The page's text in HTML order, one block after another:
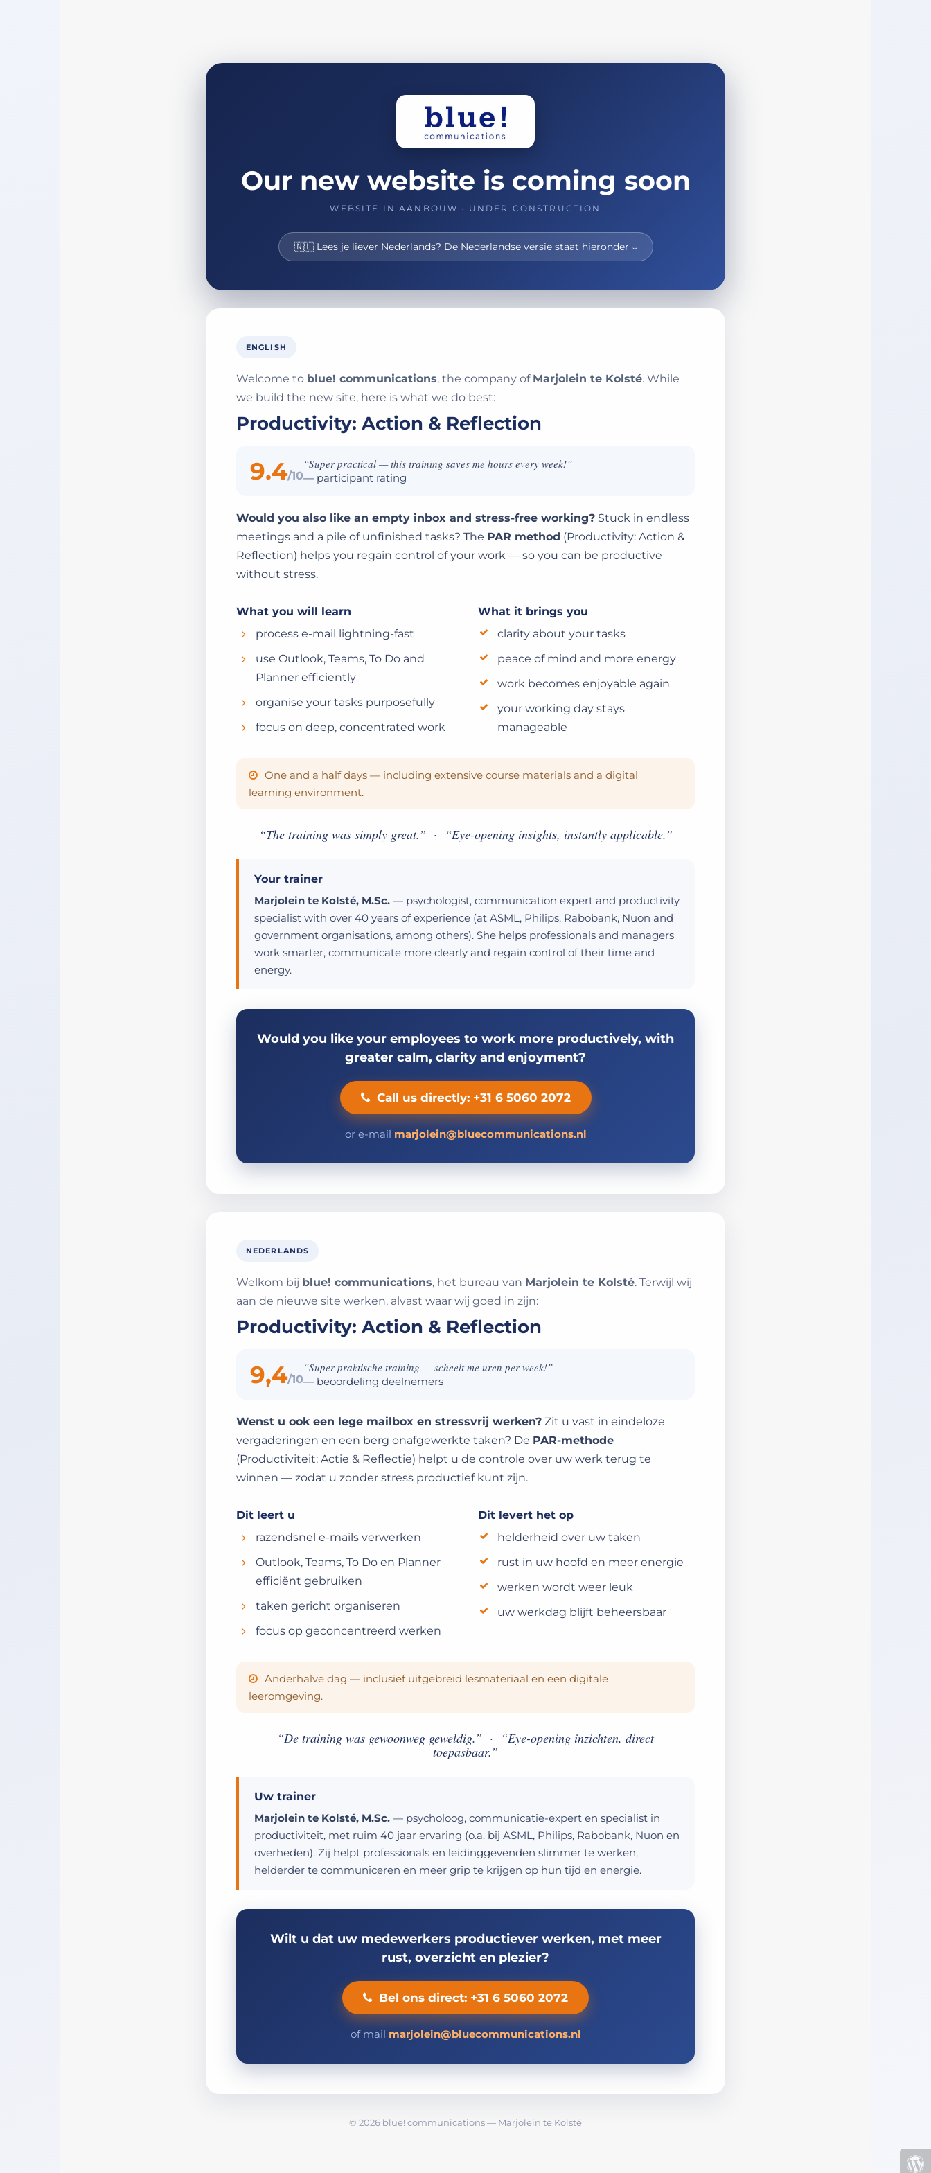
Our new website is coming soon
WEBSITE IN AANBOUW · UNDER CONSTRUCTION
🇳🇱 Lees je liever Nederlands? De Nederlandse versie staat hieronder ↓
ENGLISH
Welcome to blue! communications, the company of Marjolein te Kolsté. While
we build the new site, here is what we do best:
Productivity: Action & Reflection
9.4/10
“Super practical — this training saves me hours every week!”
— participant rating
Would you also like an empty inbox and stress-free working? Stuck in endless
meetings and a pile of unfinished tasks? The PAR method (Productivity: Action &
Reflection) helps you regain control of your work — so you can be productive
without stress.
What you will learn
process e-mail lightning-fast
use Outlook, Teams, To Do and
Planner efficiently
organise your tasks purposefully
focus on deep, concentrated work
What it brings you
clarity about your tasks
peace of mind and more energy
work becomes enjoyable again
your working day stays
manageable
One and a half days — including extensive course materials and a digital
learning environment.
“The training was simply great.” · “Eye-opening insights, instantly applicable.”
Your trainer
Marjolein te Kolsté, M.Sc. — psychologist, communication expert and productivity
specialist with over 40 years of experience (at ASML, Philips, Rabobank, Nuon and
government organisations, among others). She helps professionals and managers
work smarter, communicate more clearly and regain control of their time and
energy.
Would you like your employees to work more productively, with
greater calm, clarity and enjoyment?
Call us directly: +31 6 5060 2072
or e-mail marjolein@bluecommunications.nl
NEDERLANDS
Welkom bij blue! communications, het bureau van Marjolein te Kolsté. Terwijl wij
aan de nieuwe site werken, alvast waar wij goed in zijn:
Productivity: Action & Reflection
9,4/10
“Super praktische training — scheelt me uren per week!”
— beoordeling deelnemers
Wenst u ook een lege mailbox en stressvrij werken? Zit u vast in eindeloze
vergaderingen en een berg onafgewerkte taken? De PAR-methode
(Productiviteit: Actie & Reflectie) helpt u de controle over uw werk terug te
winnen — zodat u zonder stress productief kunt zijn.
Dit leert u
razendsnel e-mails verwerken
Outlook, Teams, To Do en Planner
efficiënt gebruiken
taken gericht organiseren
focus op geconcentreerd werken
Dit levert het op
helderheid over uw taken
rust in uw hoofd en meer energie
werken wordt weer leuk
uw werkdag blijft beheersbaar
Anderhalve dag — inclusief uitgebreid lesmateriaal en een digitale
leeromgeving.
“De training was gewoonweg geweldig.” · “Eye-opening inzichten, direct
toepasbaar.”
Uw trainer
Marjolein te Kolsté, M.Sc. — psycholoog, communicatie-expert en specialist in
productiviteit, met ruim 40 jaar ervaring (o.a. bij ASML, Philips, Rabobank, Nuon en
overheden). Zij helpt professionals en leidinggevenden slimmer te werken,
helderder te communiceren en meer grip te krijgen op hun tijd en energie.
Wilt u dat uw medewerkers productiever werken, met meer
rust, overzicht en plezier?
Bel ons direct: +31 6 5060 2072
of mail marjolein@bluecommunications.nl
© 2026 blue! communications — Marjolein te Kolsté